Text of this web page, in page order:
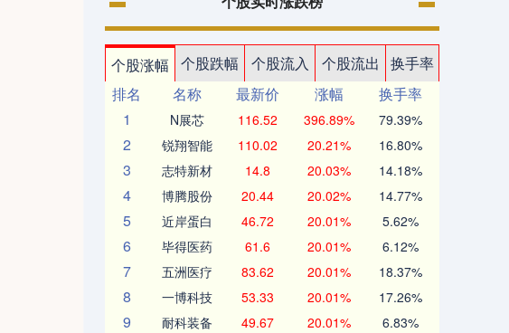
个股涨幅 个股跌幅 个股流入 个股流出
换手率
排名
名称 最新价 涨幅
换手率
1
N展芯 116.52 396.89% 79.39%
2 锐翔智能 110.02 20.21% 16.80%
3 志特新材 14.8 20.03% 14.18%
4 博腾股份 20.44 20.02% 14.77%
5 近岸蛋白 46.72 20.01% 5.62%
6 毕得医药 61.6 20.01% 6.12%
7 五洲医疗 83.62 20.01% 18.37%
8 一博科技 53.33 20.01% 17.26%
9 耐科装备 49.67 20.01% 6.83%